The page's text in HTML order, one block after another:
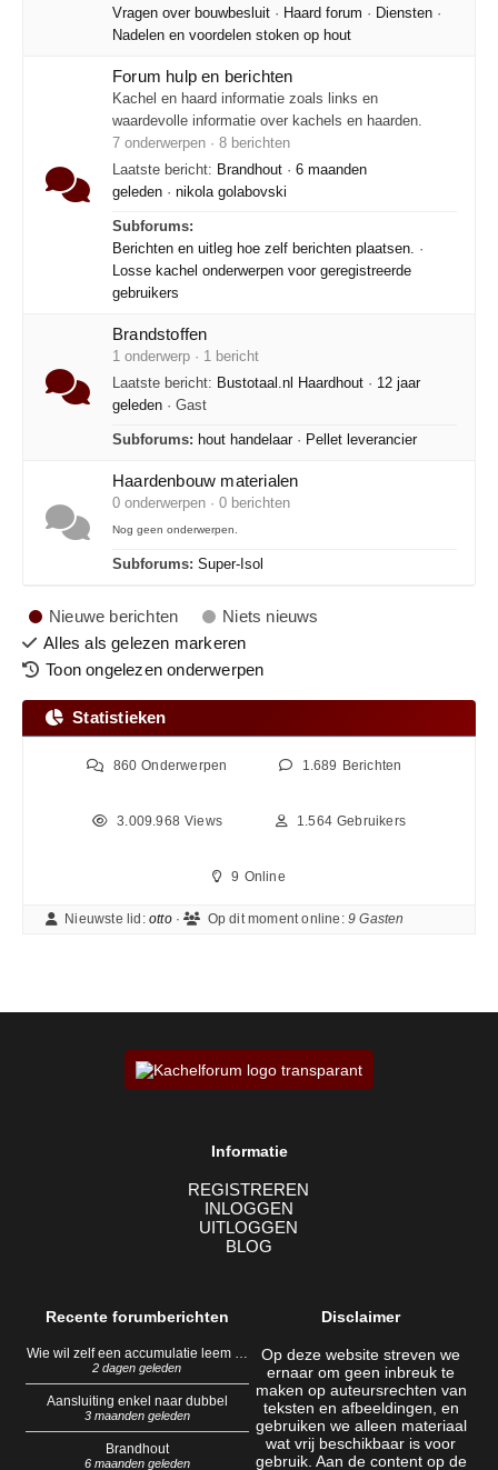
Vragen over bouwbesluit · Haard forum · Diensten ·
Nadelen en voordelen stoken op hout
Forum hulp en berichten
Kachel en haard informatie zoals links en
waardevolle informatie over kachels en haarden.
7 onderwerpen · 8 berichten
Laatste bericht: Brandhout · 6 maanden
geleden · nikola golabovski
Subforums:
Berichten en uitleg hoe zelf berichten plaatsen. ·
Losse kachel onderwerpen voor geregistreerde
gebruikers
Brandstoffen
1 onderwerp · 1 bericht
Laatste bericht: Bustotaal.nl Haardhout · 12 jaar
geleden · Gast
Subforums: hout handelaar· Pellet leverancier
Haardenbouw materialen
0 onderwerpen · 0 berichten
Nog geen onderwerpen.
Subforums: Super-Isol
Nieuwe berichten
Niets nieuws
Alles als gelezen markeren
Toon ongelezen onderwerpen
Statistieken
860 Onderwerpen 1.689 Berichten
3.009.968 Views 1.564 Gebruikers
9 Online
Nieuwste lid:otto· Op dit moment online:9 Gasten
Informatie
REGISTREREN
INLOGGEN
UITLOGGEN
BLOG
Recente forumberichten
Wie wil zelf een accumulatie leem …
2 dagen geleden
Aansluiting enkel naar dubbel
3 maanden geleden
Brandhout
6 maanden geleden
Disclaimer
Op deze website streven we
ernaar om geen inbreuk te
maken op auteursrechten van
teksten en afbeeldingen, en
gebruiken we alleen materiaal
wat vrij beschikbaar is voor
gebruik. Aan de content op de